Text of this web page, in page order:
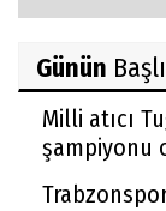
Günün
Milli atıcı
şampiyonu